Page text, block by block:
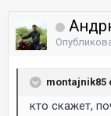
montajnik85
кто скажет,